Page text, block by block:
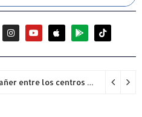
Hospital General de Castañer entre los centros de salud comunitarios con mejor desempeño clínico de Estados Unidos